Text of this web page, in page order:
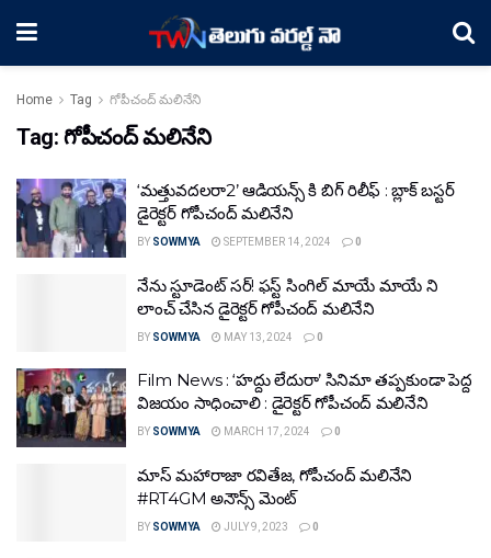
Home Tag గోపీచంద్ మలినేని
Tag: గోపీచంద్ మలినేని
‘మత్తువదలరా2’ ఆడియన్స్ కి బిగ్ రిలీఫ్ : బ్లాక్ బస్టర్
డైరెక్టర్ గోపీచంద్ మలినేని
BY SOWMYA SEPTEMBER 14, 2024 0
నేను స్టూడెంట్ సర్! ఫస్ట్ సింగిల్ మాయే మాయే ని
లాంచ్ చేసిన డైరెక్టర్ గోపీచంద్ మలినేని
BY SOWMYA MAY 13, 2024 0
Film News : ‘హద్దు లేదురా’ సినిమా తప్పకుండా పెద్ద
విజయం సాధించాలి : డైరెక్టర్ గోపీచంద్ మలినేని
BY SOWMYA MARCH 17, 2024 0
మాస్ మహారాజా రవితేజ, గోపీచంద్ మలినేని
#RT4GM అనౌన్స్ మెంట్
BY SOWMYA JULY 9, 2023 0